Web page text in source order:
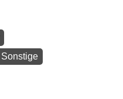
Sonstige